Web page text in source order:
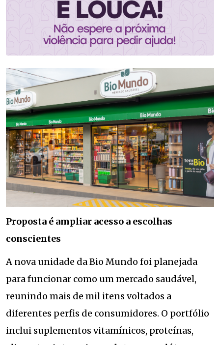
Proposta é ampliar acesso a escolhas
conscientes
A nova unidade da Bio Mundo foi planejada
para funcionar como um mercado saudável,
reunindo mais de mil itens voltados a
diferentes perfis de consumidores. O portfólio
inclui suplementos vitamínicos, proteínas,